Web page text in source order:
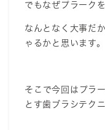
でもなぜプラーク
なんとなく大事だ
ゃるかと思います。
そこで今回はプラ
とす歯ブラシテク